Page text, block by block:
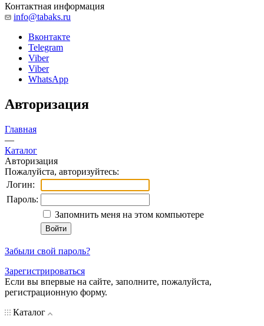
Контактная информация
info@tabaks.ru
Вконтакте
Telegram
Viber
Viber
WhatsApp
Авторизация
Главная
—
Каталог
Авторизация
Пожалуйста, авторизуйтесь:
Логин:
Пароль:
Запомнить меня на этом компьютере
Забыли свой пароль?
Зарегистрироваться
Если вы впервые на сайте, заполните, пожалуйста,
регистрационную форму.
Каталог